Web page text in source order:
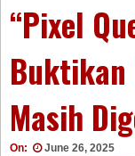
“Pixel
Buktikan
Masih
On: June 26, 2025